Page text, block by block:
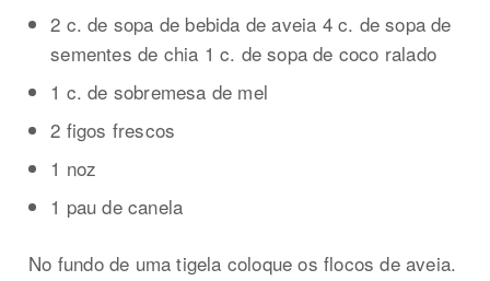
2 c. de sopa de bebida de aveia 4 c. de sopa de
sementes de chia 1 c. de sopa de coco ralado
1 c. de sobremesa de mel
2 figos frescos
1 noz
1 pau de canela
No fundo de uma tigela coloque os flocos de aveia.